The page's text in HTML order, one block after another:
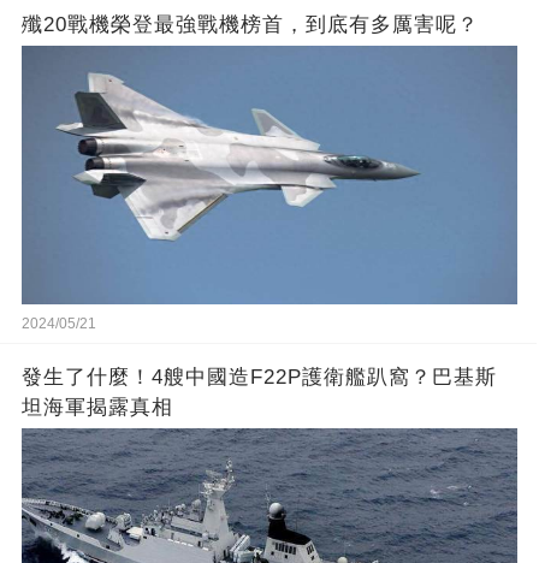
殲20戰機榮登最強戰機榜首，到底有多厲害呢？
2024/05/21
發生了什麼！4艘中國造F22P護衛艦趴窩？巴基斯
坦海軍揭露真相